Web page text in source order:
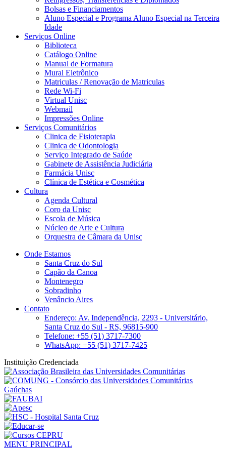
Bolsas e Financiamentos
Aluno Especial e Programa Aluno Especial na Terceira
Idade
Serviços Online
Biblioteca
Catálogo Online
Manual de Formatura
Mural Eletrônico
Matriculas / Renovação de Matriculas
Rede Wi-Fi
Virtual Unisc
Webmail
Impressões Online
Serviços Comunitários
Clinica de Fisioterapia
Clinica de Odontologia
Serviço Integrado de Saúde
Gabinete de Assistência Judiciária
Farmácia Unisc
Clínica de Estética e Cosmética
Cultura
Agenda Cultural
Coro da Unisc
Escola de Música
Núcleo de Arte e Cultura
Orquestra de Câmara da Unisc
Onde Estamos
Santa Cruz do Sul
Capão da Canoa
Montenegro
Sobradinho
Venâncio Aires
Contato
Endereço: Av. Independência, 2293 - Universitário,
Santa Cruz do Sul - RS, 96815-900
Telefone: +55 (51) 3717-7300
WhatsApp: +55 (51) 3717-7425
Instituição Credenciada
MENU PRINCIPAL